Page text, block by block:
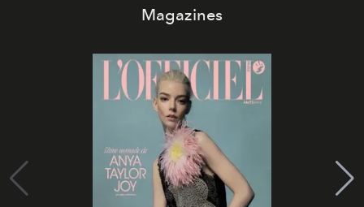
Magazines